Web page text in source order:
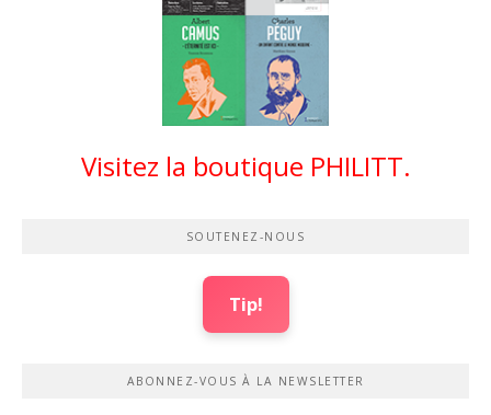
Visitez la boutique PHILITT.
SOUTENEZ-NOUS
Tip!
ABONNEZ-VOUS À LA NEWSLETTER